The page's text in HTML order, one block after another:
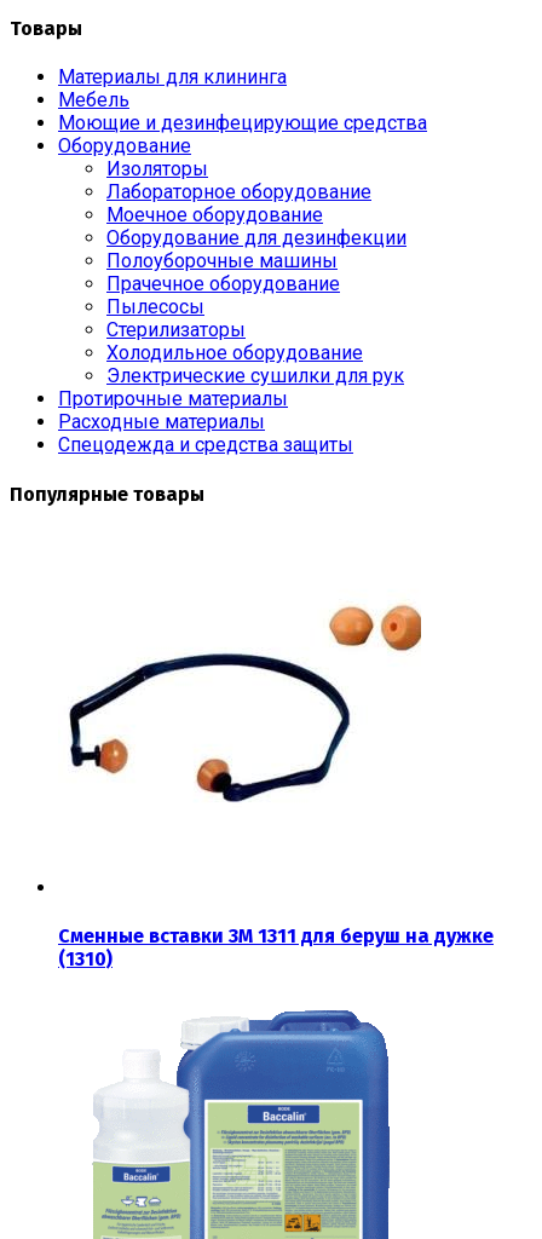
Товары
Материалы для клининга
Мебель
Моющие и дезинфецирующие средства
Оборудование
Изоляторы
Лабораторное оборудование
Моечное оборудование
Оборудование для дезинфекции
Полоуборочные машины
Прачечное оборудование
Пылесосы
Стерилизаторы
Холодильное оборудование
Электрические сушилки для рук
Протирочные материалы
Расходные материалы
Спецодежда и средства защиты
Популярные товары
Сменные вставки 3М 1311 для беруш на дужке
(1310)